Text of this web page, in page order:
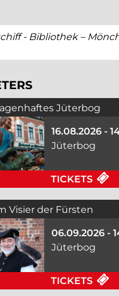
- Bibliothek –
Fenster
AM
Jüterbog
16.08.2026 -
Jüterbog
TICKETS
AM 04.09.2026 IN
Visier der Fürsten
06.09.2026 -
Jüterbog
TICKETS